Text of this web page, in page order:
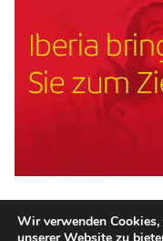
Wir verwenden